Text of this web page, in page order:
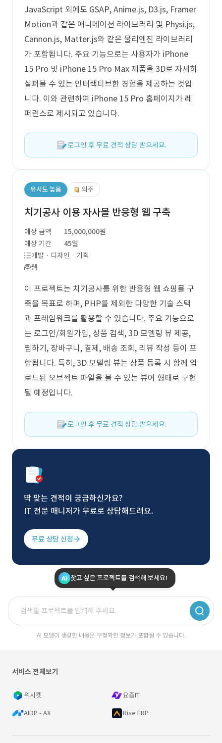
JavaScript 외에도 GSAP, Anime.js, D3.js, Framer
Motion과 같은 애니메이션 라이브러리 및 Physi.js,
Cannon.js, Matter.js와 같은 물리엔진 라이브러리
가 포함됩니다. 주요 기능으로는 사용자가 iPhone
15 Pro 및 iPhone 15 Pro Max 제품을 3D로 자세히
살펴볼 수 있는 인터랙티브한 경험을 제공하는 것입
니다. 이와 관련하여 iPhone 15 Pro 홈페이지가 레
퍼런스로 제시되고 있습니다.
로그인 후 무료 견적 상담 받으세요.
유사도 높음 외주
치기공사 이용 자사몰 반응형 웹 구축
예상 금액
15,000,000원
예상 기간
45일
개발 · 디자인 · 기획
웹
이 프로젝트는 치기공사를 위한 반응형 웹 쇼핑몰 구
축을 목표로 하며, PHP를 제외한 다양한 기술 스택
과 프레임워크를 활용할 수 있습니다. 주요 기능으로
는 로그인/회원가입, 상품 검색, 3D 모델링 뷰 제공,
찜하기, 장바구니, 결제, 배송 조회, 리뷰 작성 등이 포
함됩니다. 특히, 3D 모델링 뷰는 상품 등록 시 함께 업
로드된 오브젝트 파일을 볼 수 있는 뷰어 형태로 구현
될 예정입니다.
로그인 후 무료 견적 상담 받으세요.
딱 맞는 견적이 궁금하신가요?
IT 전문 매니저가 무료로 상담해드려요.
무료 상담 신청
찾고 싶은 프로젝트를 검색해 보세요!
AI 모델이 생성한 내용은 부정확한 정보가 포함될 수 있습니다.
서비스 전체보기
위시켓 요즘IT
AIDP - AX Rise ERP